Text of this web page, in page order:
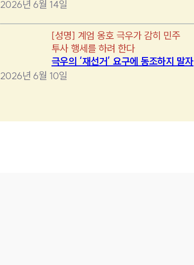
2026년 6월 14일
[성명] 계엄 옹호 극우가 감히 민주
투사 행세를 하려 한다
극우의 ‘재선거’ 요구에 동조하지 말자
2026년 6월 10일